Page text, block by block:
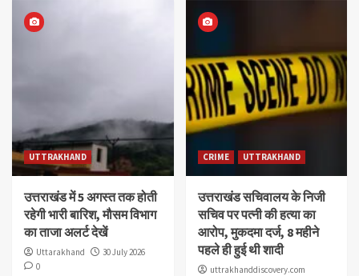
UTTRAKHAND
उत्तराखंड में 5 अगस्त तक होती
रहेगी भारी बारिश, मौसम विभाग
का ताजा अलर्ट देखें
Uttarakhand
30 July 2026
0
CRIME UTTRAKHAND
उत्तराखंड सचिवालय के निजी
सचिव पर पत्नी की हत्या का
आरोप, मुकदमा दर्ज, 8 महीने
पहले ही हुई थी शादी
uttrakhanddiscovery.com